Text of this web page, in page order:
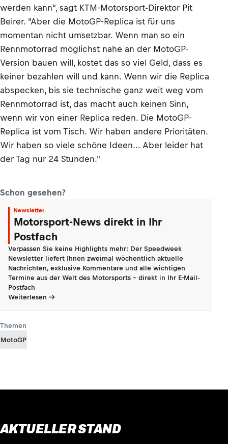
werden kann", sagt KTM-Motorsport-Direktor Pit
Beirer. "Aber die MotoGP-Replica ist für uns
momentan nicht umsetzbar. Wenn man so ein
Rennmotorrad möglichst nahe an der MotoGP-
Version bauen will, kostet das so viel Geld, dass es
keiner bezahlen will und kann. Wenn wir die Replica
abspecken, bis sie technische ganz weit weg vom
Rennmotorrad ist, das macht auch keinen Sinn,
wenn wir von einer Replica reden. Die MotoGP-
Replica ist vom Tisch. Wir haben andere Prioritäten.
Wir haben so viele schöne Ideen... Aber leider hat
der Tag nur 24 Stunden."
Schon gesehen?
Newsletter
Motorsport-News direkt in Ihr
Postfach
Verpassen Sie keine Highlights mehr: Der Speedweek
Newsletter liefert Ihnen zweimal wöchentlich aktuelle
Nachrichten, exklusive Kommentare und alle wichtigen
Termine aus der Welt des Motorsports - direkt in Ihr E-Mail-
Postfach
Weiterlesen
Themen
MotoGP
AKTUELLER STAND